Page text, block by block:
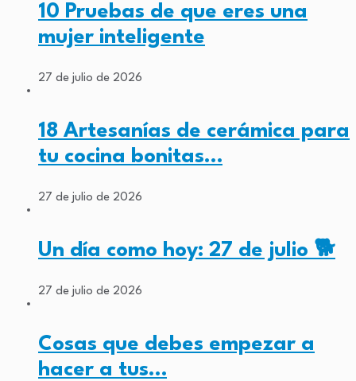
10 Pruebas de que eres una
mujer inteligente
27 de julio de 2026
18 Artesanías de cerámica para
tu cocina bonitas…
27 de julio de 2026
Un día como hoy: 27 de julio 🐕
27 de julio de 2026
Cosas que debes empezar a
hacer a tus…